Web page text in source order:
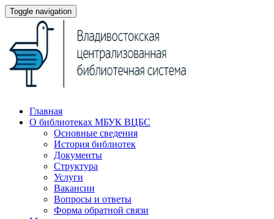
Toggle navigation
Главная
О библиотеках МБУК ВЦБС
Основные сведения
История библиотек
Документы
Структура
Услуги
Вакансии
Вопросы и ответы
Форма обратной связи